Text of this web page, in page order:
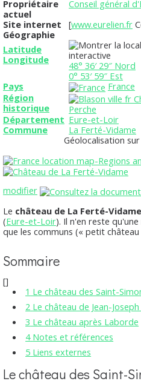
Propriétaire
actuel
Conseil général
Site internet
[www.eurelien.fr
Géographie
Latitude
Longitude
48° 36′ 29″ Nord
0° 53′ 59″ Est
Pays
France
Région
historique
Perche
Département Eure-et-Loir
Commune
La Ferté-Vidame
Géolocalisation
modifier
Le château de La Ferté-Vidame
(Eure-et-Loir). Il n'en reste
que les communs (« petit château
Sommaire
[]
1 Le château des Saint-
2 Le château de Jean-
3 Le château après Laborde
4 Notes et références
5 Liens externes
Le château des Saint-